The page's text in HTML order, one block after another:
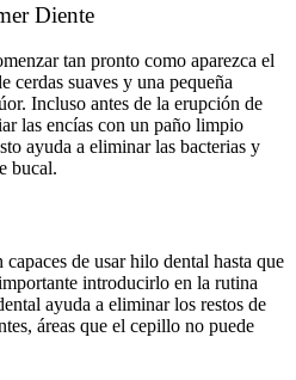
Diente
tan pronto como aparezca el
cerdas suaves y una pequeña
Incluso antes de la erupción de
las encías con un paño limpio
ayuda a eliminar las bacterias y
bucal.
de usar hilo dental hasta que
introducirlo en la rutina
ayuda a eliminar los restos de
áreas que el cepillo no puede